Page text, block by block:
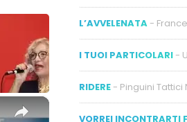
×
L’AVVELENATA -
I TUOI PARTICOLARI -
RIDERE - Pinguini Tattici
VORREI INCONTRARTI